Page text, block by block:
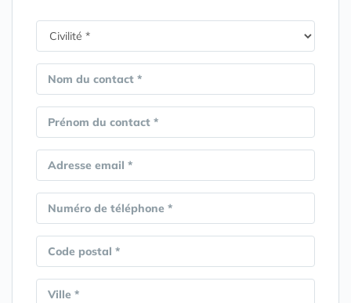
Nom du contact *
Prénom du contact *
Adresse email *
Numéro de téléphone *
Code postal *
Ville *